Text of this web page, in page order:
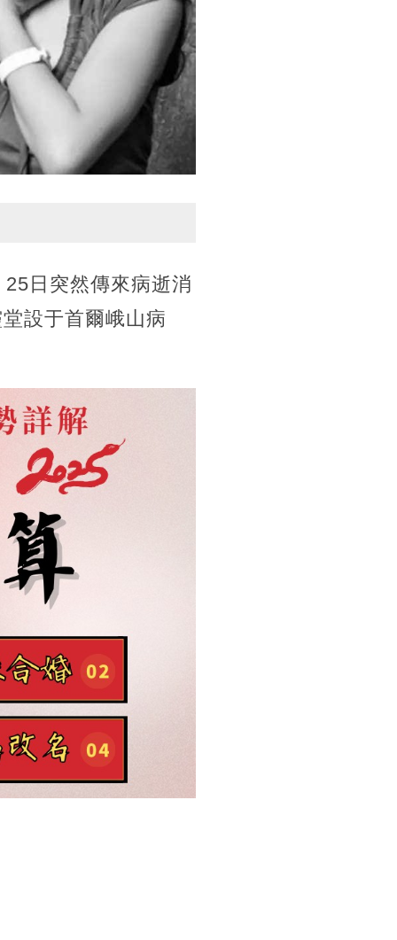
日突然傳來病逝消
設于首爾峨山病